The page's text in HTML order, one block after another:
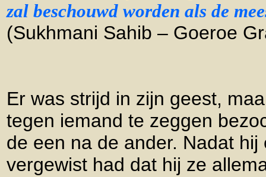
zal beschouwd worden als de
(Sukhmani Sahib – Goeroe
Er was strijd in zijn geest,
tegen iemand te zeggen
de een na de ander. Nadat hij
vergewist had dat hij ze